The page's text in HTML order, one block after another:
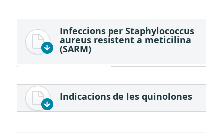
Infeccions per Staphylococcus
aureus resistent a meticilina
(SARM)
Indicacions de les quinolones